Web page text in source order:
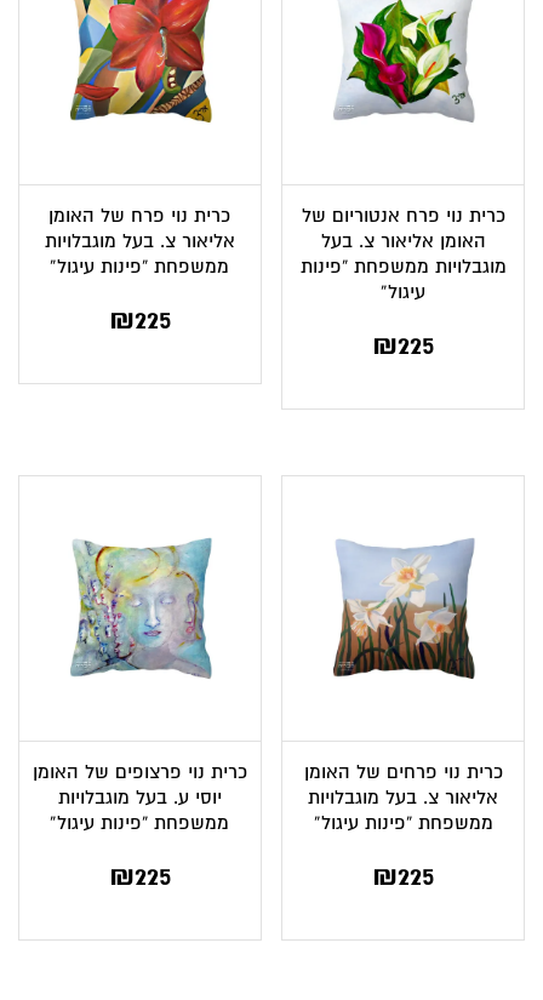
כרית נוי פרח אנטוריום של
האומן אליאור צ. בעל
מוגבלויות ממשפחת “פינות
עיגול”
₪225
כרית נוי פרח של האומן
אליאור צ. בעל מוגבלויות
ממשפחת “פינות עיגול”
₪225
כרית נוי פרחים של האומן
אליאור צ. בעל מוגבלויות
ממשפחת “פינות עיגול”
₪225
כרית נוי פרצופים של האומן
יוסי ע. בעל מוגבלויות
ממשפחת “פינות עיגול”
₪225